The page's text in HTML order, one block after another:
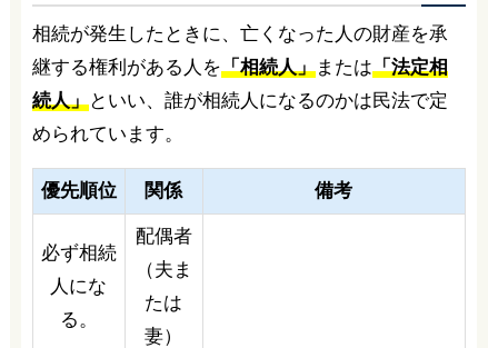
相続が発生したときに、亡くなった人の財産を承
継する権利がある人を「相続人」または「法定相
続人」といい、誰が相続人になるのかは民法で定
められています。
優先順位 関係 備考
必ず相続
人にな
る。
配偶者
（夫ま
たは
妻）